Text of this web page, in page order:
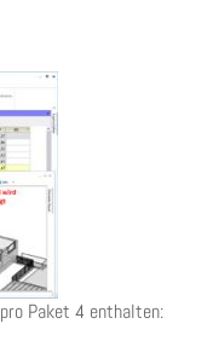
Paket 4 enthalten: